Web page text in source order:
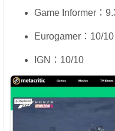
Game Informer：
Eurogamer：10/10
IGN：10/10